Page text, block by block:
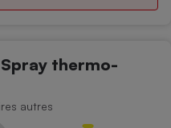
thermo-
autres